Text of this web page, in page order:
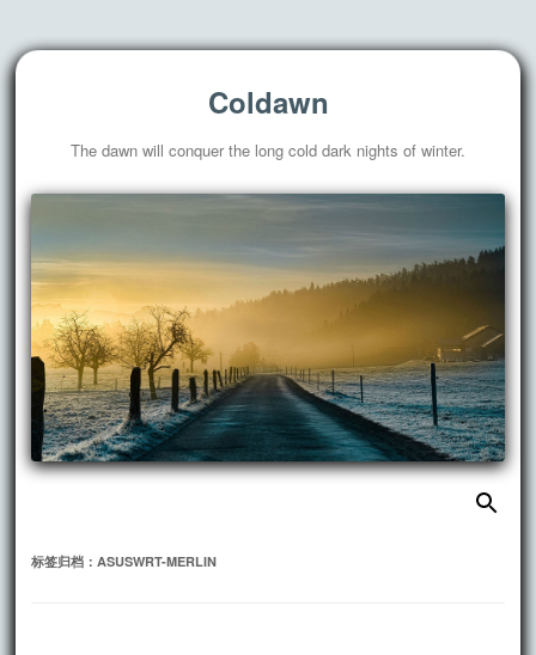
Coldawn
The dawn will conquer the long cold dark nights of winter.
搜
索：
标签归档：ASUSWRT-MERLIN